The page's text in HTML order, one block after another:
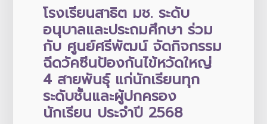
โรงเรียนสาธิต มช. ระดับ
อนุบาลและประถมศึกษา ร่วม
กับ ศูนย์ศรีพัฒน์ จัดกิจกรรม
ฉีดวัคซีนป้องกันไข้หวัดใหญ่
4 สายพันธุ์ แก่นักเรียนทุก
ระดับชั้นและผู้ปกครอง
นักเรียน ประจำปี 2568